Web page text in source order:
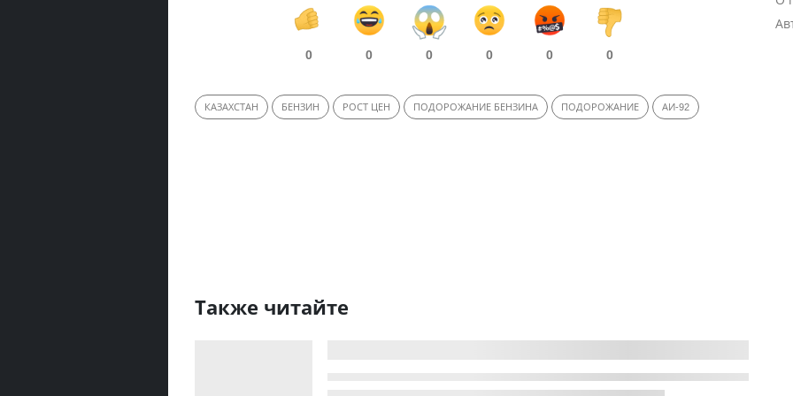
0 0 0 0 0 0
КАЗАХСТАН БЕНЗИН РОСТ ЦЕН ПОДОРОЖАНИЕ БЕНЗИНА ПОДОРОЖАНИЕ АИ-92
Также читайте